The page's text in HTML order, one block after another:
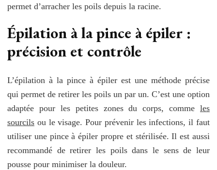
permet d’arracher les poils depuis la racine.
Épilation à la pince à épiler :
précision et contrôle
L’épilation à la pince à épiler est une méthode précise
qui permet de retirer les poils un par un. C’est une option
adaptée pour les petites zones du corps, comme les
sourcils ou le visage. Pour prévenir les infections, il faut
utiliser une pince à épiler propre et stérilisée. Il est aussi
recommandé de retirer les poils dans le sens de leur
pousse pour minimiser la douleur.